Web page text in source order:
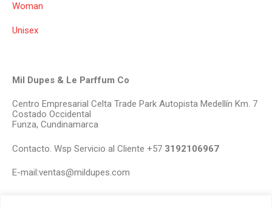
Woman
Unisex
Mil Dupes & Le Parffum Co
Centro Empresarial Celta Trade Park Autopista Medellín Km. 7
Costado Occidental
Funza, Cundinamarca
Contacto. Wsp Servicio al Cliente +57 3192106967
E-mail:ventas@mildupes.com